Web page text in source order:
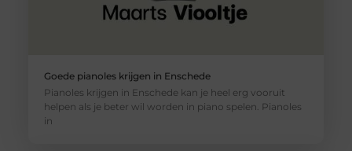
Goede pianoles krijgen in Enschede
Pianoles krijgen in Enschede kan je heel erg vooruit
helpen als je beter wil worden in piano spelen. Pianoles
in